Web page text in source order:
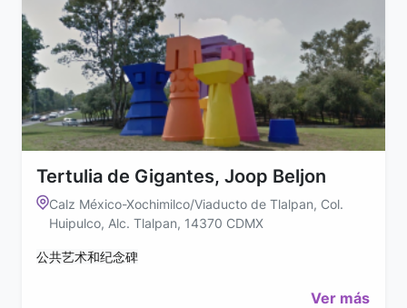
Tertulia de Gigantes, Joop Beljon
Calz México-Xochimilco/Viaducto de Tlalpan, Col.
Huipulco, Alc. Tlalpan, 14370 CDMX
公共艺术和纪念碑
Ver más